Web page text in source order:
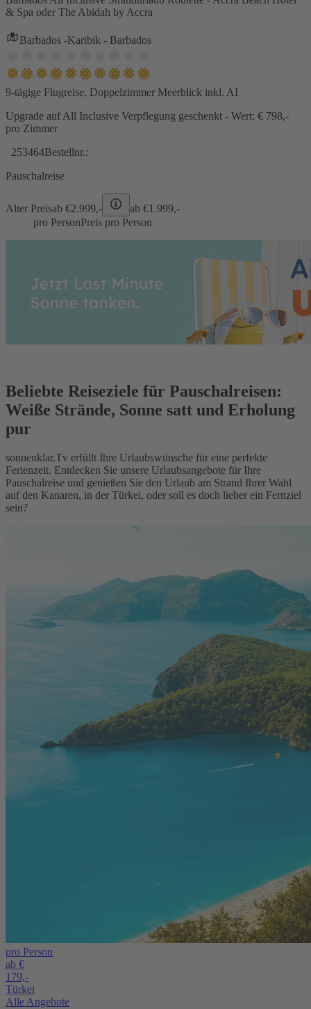
& Spa oder The Abidah by Accra
Barbados -Karibik - Barbados
9-tägige Flugreise, Doppelzimmer Meerblick inkl. AI
Upgrade auf All Inclusive Verpflegung geschenkt - Wert: € 798,-
pro Zimmer
253464Bestellnr.:
Pauschalreise
Alter Preisab €2.999,- ab €1.999,-
pro PersonPreis pro Person
Beliebte Reiseziele für Pauschalreisen:
Weiße Strände, Sonne satt und Erholung
pur
sonnenklar.Tv erfüllt Ihre Urlaubswünsche für eine perfekte
Ferienzeit. Entdecken Sie unsere Urlaubsangebote für Ihre
Pauschalreise und genießen Sie den Urlaub am Strand Ihrer Wahl
auf den Kanaren, in der Türkei, oder soll es doch lieber ein Fernziel
sein?
pro Person
ab €
179,-
Türkei
Alle Angebote